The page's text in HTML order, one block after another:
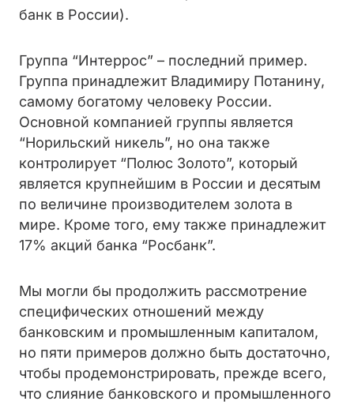
банк в России).
Группа “Интеррос” – последний пример.
Группа принадлежит Владимиру Потанину,
самому богатому человеку России.
Основной компанией группы является
“Норильский никель”, но она также
контролирует “Полюс Золото”, который
является крупнейшим в России и десятым
по величине производителем золота в
мире. Кроме того, ему также принадлежит
17% акций банка “Росбанк”.
Мы могли бы продолжить рассмотрение
специфических отношений между
банковским и промышленным капиталом,
но пяти примеров должно быть достаточно,
чтобы продемонстрировать, прежде всего,
что слияние банковского и промышленного